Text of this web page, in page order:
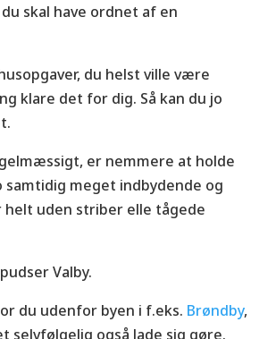
skal have ordnet af en
du helst ville være
klare det for dig. Så kan du jo
er nemmere at holde
meget indbydende og
uden striber elle tågede
Valby.
du udenfor byen i f.eks. Brøndby,
selvfølgelig også lade sig gøre.